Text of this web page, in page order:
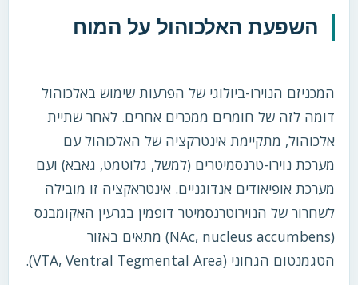
השפעת האלכוהול על המוח
המכניזם הנוירו-ביולוגי של הפרעות שימוש באלכוהול
דומה לזה של חומרים ממכרים אחרים. לאחר שתיית
אלכוהול, מתקיימת אינטרקציה של האלכוהול עם
מערכת נוירו-טרנסמיטרים (למשל, גלוטמט, גאבא) ועם
מערכת אופיאודים אנדוגניים. אינטראקציה זו מובילה
לשחרור של הנוירוטרנסמיטר דופמין בגרעין האקומבנס
(NAc, nucleus accumbens) מתאים באזור
הטגמנטום הגחוני (VTA, Ventral Tegmental Area).